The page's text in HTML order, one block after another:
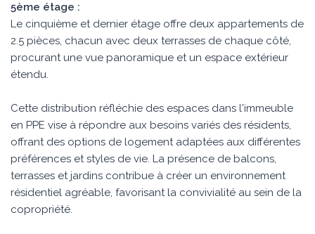
5ème étage :
Le cinquième et dernier étage offre deux appartements de
2.5 pièces, chacun avec deux terrasses de chaque côté,
procurant une vue panoramique et un espace extérieur
étendu.
Cette distribution réfléchie des espaces dans l'immeuble
en PPE vise à répondre aux besoins variés des résidents,
offrant des options de logement adaptées aux différentes
préférences et styles de vie. La présence de balcons,
terrasses et jardins contribue à créer un environnement
résidentiel agréable, favorisant la convivialité au sein de la
copropriété.